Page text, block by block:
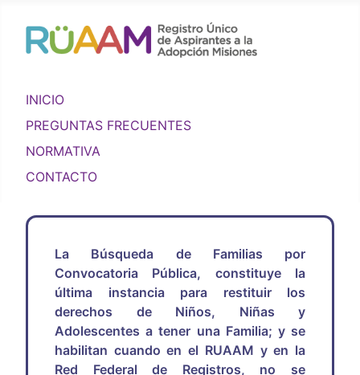
INICIO
PREGUNTAS FRECUENTES
NORMATIVA
CONTACTO
La Búsqueda de Familias por
Convocatoria Pública, constituye la
última instancia para restituir los
derechos de Niños, Niñas y
Adolescentes a tener una Familia; y se
habilitan cuando en el RUAAM y en la
Red Federal de Registros, no se